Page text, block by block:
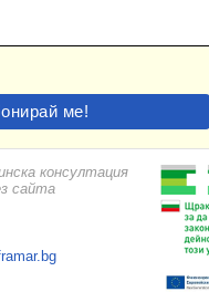
консултация
сайта